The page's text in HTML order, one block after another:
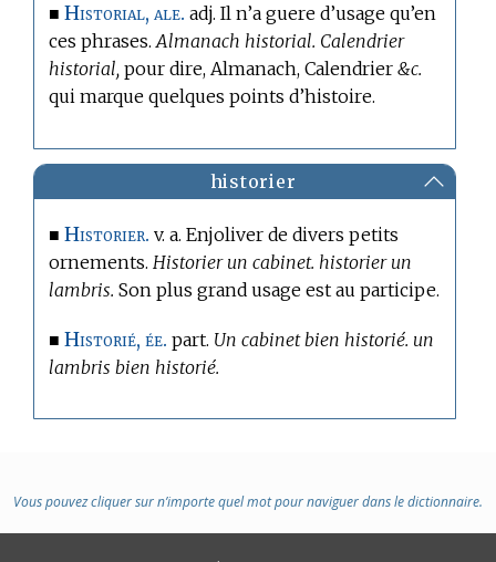
■Historial, ale. adj. Il n’a guere d’usage qu’en
ces phrases.Almanach historial. Calendrier
historial, pour dire, Almanach, Calendrier&c.
qui marque quelques points d’histoire.
historier
■Historier. v. a. Enjoliver de divers petits
ornements.Historier un cabinet. historier un
lambris. Son plus grand usage est au participe.
■Historié, ée. part. Un cabinet bien historié. un
lambris bien historié.
Vous pouvez cliquer sur n’importe quel mot pour naviguer dans le dictionnaire.